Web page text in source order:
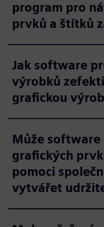
program pro
prvků a štítků
Jak software
výrobků
grafickou
Může software
grafických
pomoci
vytvářet